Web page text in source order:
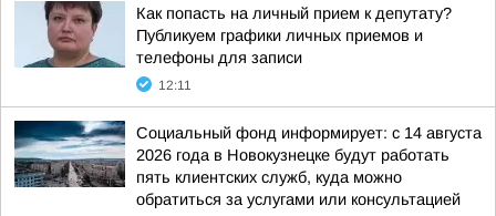
Как попасть на личный прием к депутату?
Публикуем графики личных приемов и
телефоны для записи
12:11
Социальный фонд информирует: с 14 августа
2026 года в Новокузнецке будут работать
пять клиентских служб, куда можно
обратиться за услугами или консультацией